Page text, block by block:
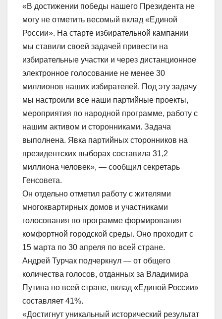
«В достижении победы нашего Президента не
могу не отметить весомый вклад «Единой
России». На старте избирательной кампании
мы ставили своей задачей привести на
избирательные участки и через дистанционное
электронное голосование не менее 30
миллионов наших избирателей. Под эту задачу
мы настроили все наши партийные проекты,
мероприятия по народной программе, работу с
нашим активом и сторонниками. Задача
выполнена. Явка партийных сторонников на
президентских выборах составила 31,2
миллиона человек», — сообщил секретарь
Генсовета.
Он отдельно отметил работу с жителями
многоквартирных домов и участниками
голосования по программе формирования
комфортной городской среды. Оно проходит с
15 марта по 30 апреля по всей стране.
Андрей Турчак подчеркнул — от общего
количества голосов, отданных за Владимира
Путина по всей стране, вклад «Единой России»
составляет 41%.
«Достигнут уникальный исторический результат